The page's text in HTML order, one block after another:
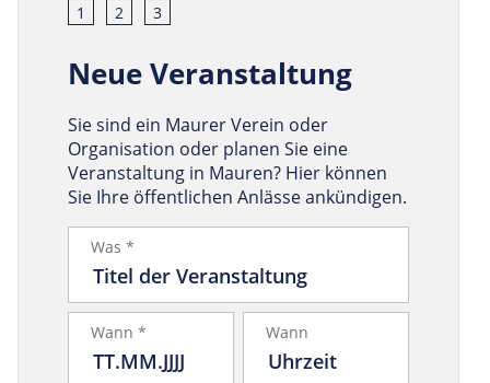
1 2 3
Neue Veranstaltung
Sie sind ein Maurer Verein oder
Organisation oder planen Sie eine
Veranstaltung in Mauren? Hier können
Sie Ihre öffentlichen Anlässe ankündigen.
Was *
Wann * Wann